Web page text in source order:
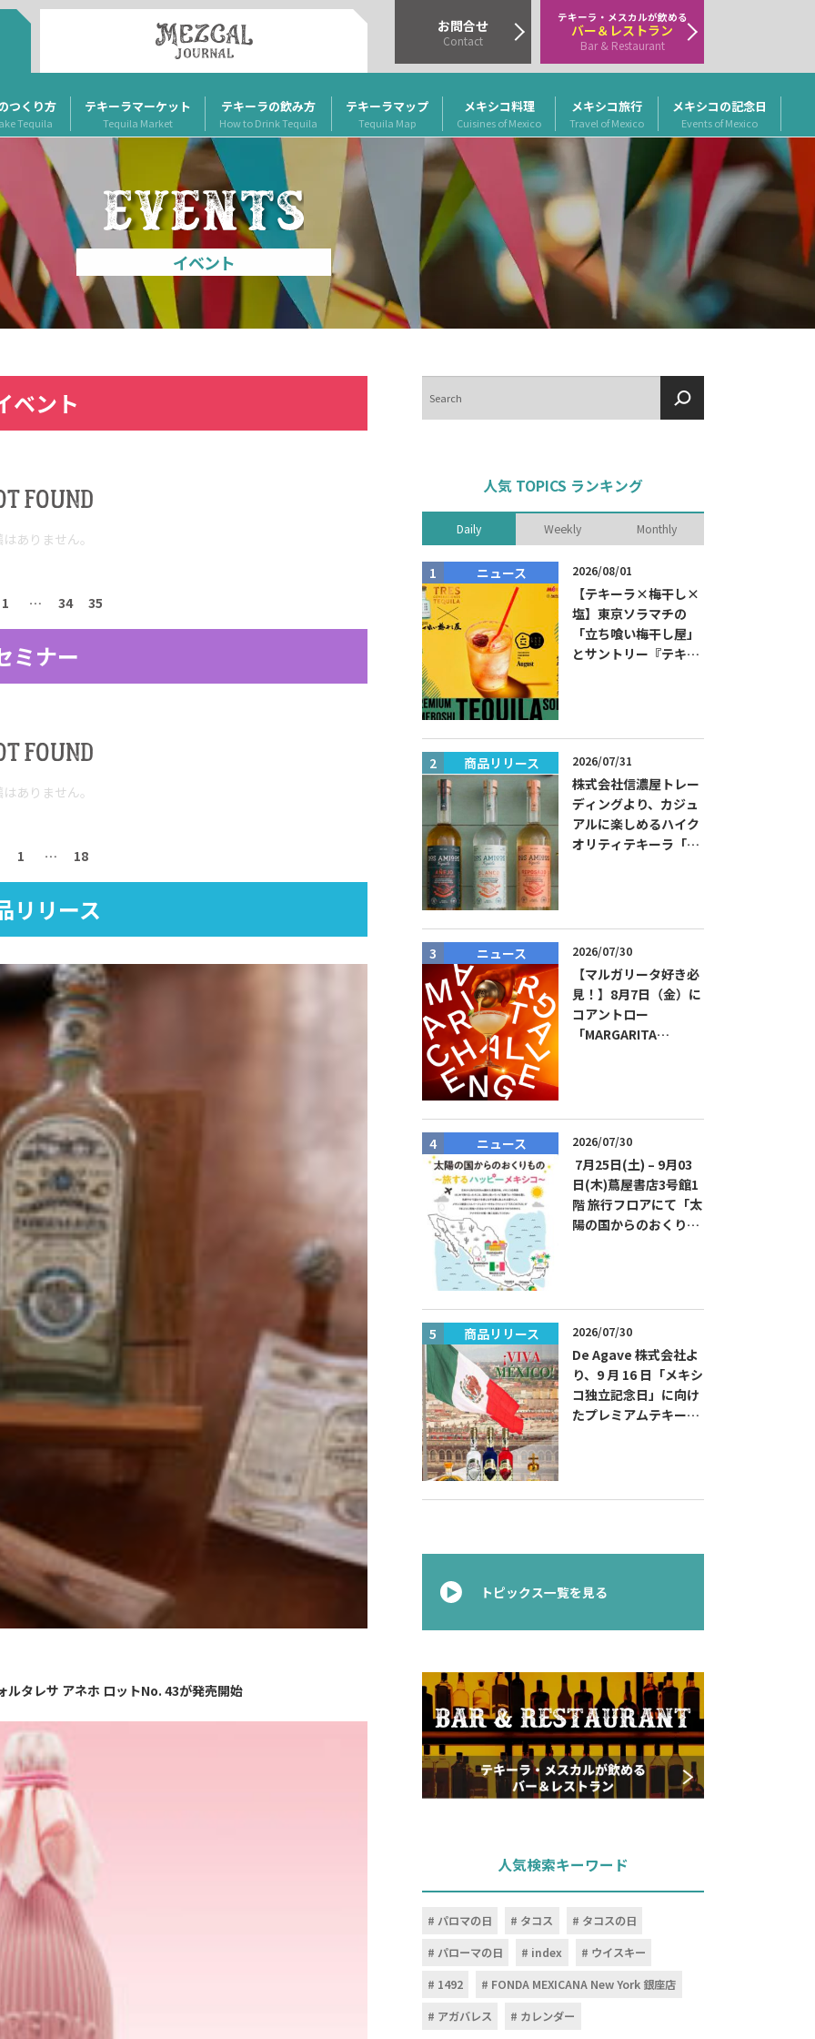
つくり方
Tequila
テキーラマーケット
Tequila Market
テキーラの飲み方
How to Drink Tequila
テキーラマップ
Tequila Map
メキシコ料理
Cuisines of Mexico
メキシコ旅行
Travel of Mexico
メキシコの記念日
Events of Mexico
お問合せ
Contact
テキーラ・メスカルが飲める
バー＆レストラン
Bar & Restaurant
イベント
ベント
FOUND
ありません。
1 … 34 35
ミナー
FOUND
ありません。
1 … 18
リリース
タレサ アネホ ロットNo. 43が発売開始
索
人気 TOPICS ランキング
Daily Weekly Monthly
ニュース 2026/08/01
【テキーラ×梅干し×
塩】東京ソラマチの
「立ち喰い梅干し屋」
とサントリー『テキー
8月限定メニューに！
商品リリース 2026/07/31
株式会社信濃屋トレー
ディングより、カジュ
アルに楽しめるハイク
オリティテキーラ「ド
ニュース 2026/07/30
【マルガリータ好き必
見！】8月7日（金）に
コアントロー
「MARGARITA
無料！
ニュース 2026/07/30
7月25日(土) – 9月03
日(木)蔦屋書店3号館1
階 旅行フロアにて「太
陽の国からのおくりも
商品リリース 2026/07/30
De Agave 株式会社よ
り、9 月 16 日「メキシ
コ独立記念日」に向け
たプレミアムテキーラ
トピックス一覧を見る
人気検索キーワード
パロマの日 タコス
タコスの日
パローマの日
index
ウイスキー
1492
FONDA MEXICANA New York 銀座店
アガバレス
カレンダー